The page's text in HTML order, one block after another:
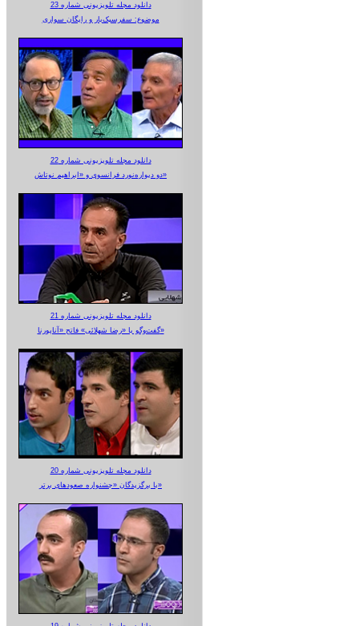
دانلود مجله تلویزیونی شماره 23
موضوع: سفرسبک‌بار و رایگان سواری
دانلود مجله تلویزیونی شماره 22
دو دیواره‌نورد فرانسوی و «ابراهیم نوتاش»
دانلود مجله تلویزیونی شماره 21
گفت‌وگو با «رضا شهلائی» فاتح «آناپورنا»
دانلود مجله تلویزیونی شماره 20
با برگزیدگان «جشنواره صعودهای برتر»